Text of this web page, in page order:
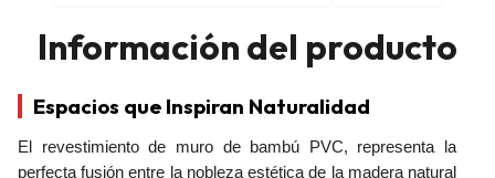
Información del producto
Espacios que Inspiran Naturalidad
El revestimiento de muro de bambú PVC, representa la
perfecta fusión entre la nobleza estética de la madera natural